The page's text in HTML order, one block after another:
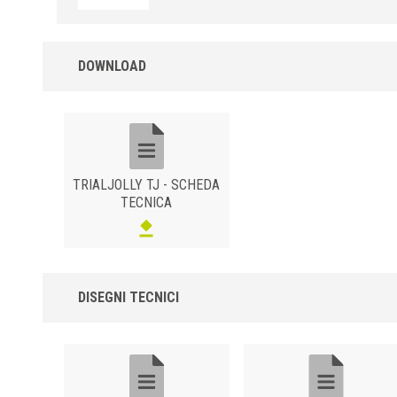
DOWNLOAD
TRIALJOLLY TJ - SCHEDA
TECNICA
DISEGNI TECNICI